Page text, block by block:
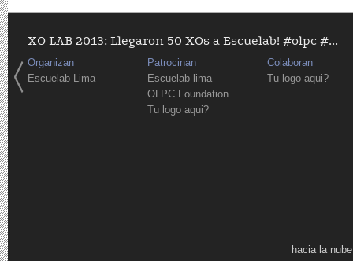
XO LAB 2013: Llegaron 50 XOs a Escuelab! #olpc #...
Organizan
Escuelab Lima
Patrocinan
Escuelab lima
OLPC Foundation
Tu logo aqui?
Colaboran
Tu logo aqui?
hacia la